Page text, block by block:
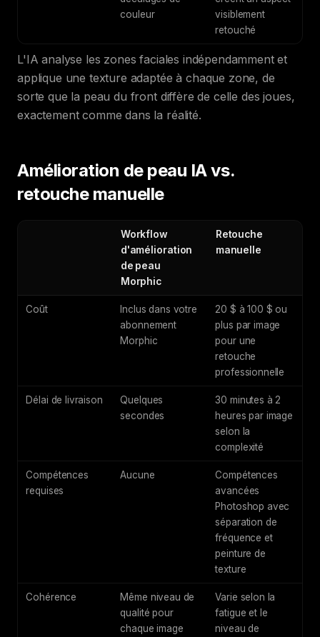
couleur
visiblement
retouché
L'IA analyse les zones faciales indépendamment et
applique une texture adaptée à chaque zone, de
sorte que la peau du front diffère de celle des joues,
exactement comme dans la réalité.
Amélioration de peau IA vs.
retouche manuelle
Workflow
d'amélioration
de peau
Morphic
Retouche
manuelle
Coût
Inclus dans votre
abonnement
Morphic
20 $ à 100 $ ou
plus par image
pour une
retouche
professionnelle
Délai de livraison
Quelques
secondes
30 minutes à 2
heures par image
selon la
complexité
Compétences
requises
Aucune
Compétences
avancées
Photoshop avec
séparation de
fréquence et
peinture de
texture
Cohérence
Même niveau de
qualité pour
chaque image
Varie selon la
fatigue et le
niveau de